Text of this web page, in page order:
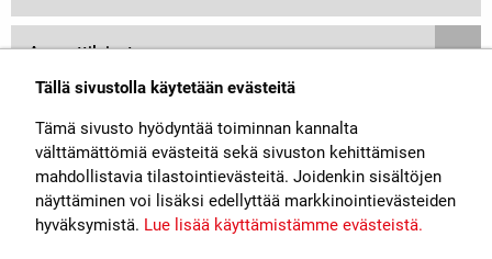
Tällä sivustolla käytetään evästeitä
Tämä sivusto hyödyntää toiminnan kannalta
välttämättömiä evästeitä sekä sivuston kehittämisen
mahdollistavia tilastointievästeitä. Joidenkin sisältöjen
näyttäminen voi lisäksi edellyttää markkinointievästeiden
hyväksymistä. Lue lisää käyttämistämme evästeistä.​​​​​​
Ammattilaiset